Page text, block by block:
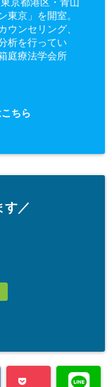
東京」を開室。
ウンセリング、
析を行ってい
庭療法学会所
ちら
す／